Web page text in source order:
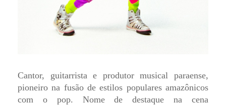
Cantor, guitarrista e produtor musical paraense,
pioneiro na fusão de estilos populares amazônicos
com o pop. Nome de destaque na cena